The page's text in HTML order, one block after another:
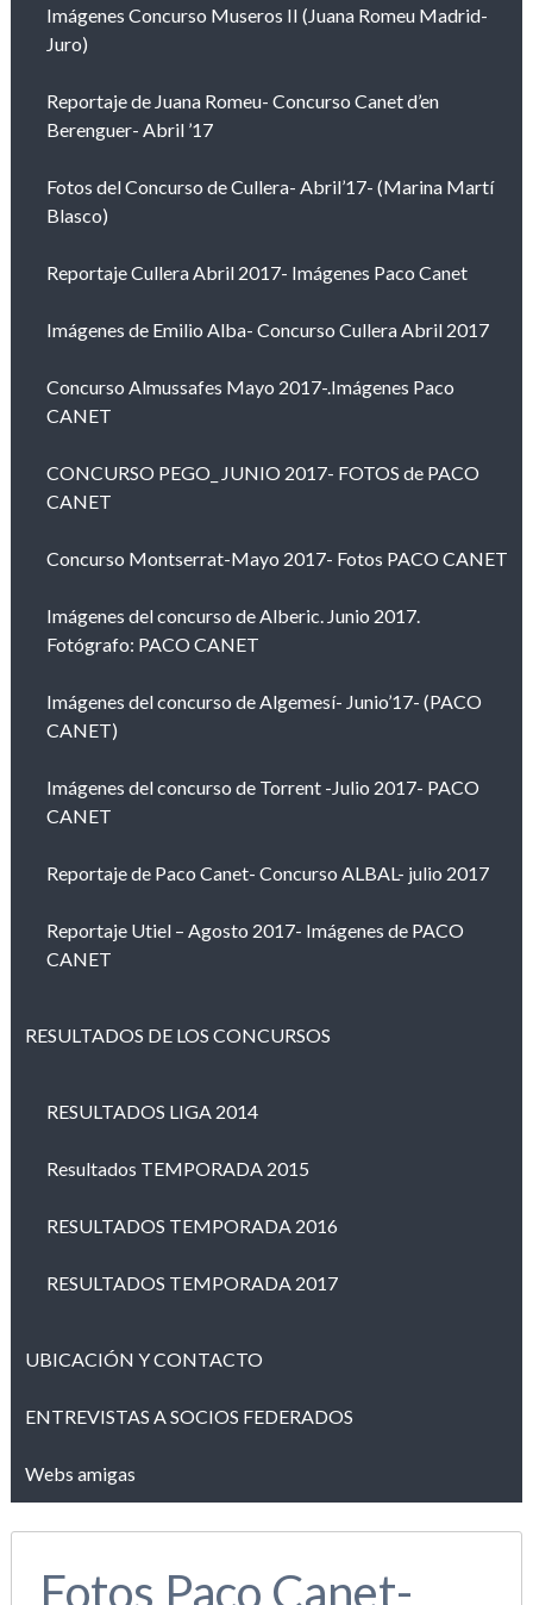
Imágenes Concurso Museros II (Juana Romeu Madrid-
Juro)
Reportaje de Juana Romeu- Concurso Canet d’en
Berenguer- Abril ’17
Fotos del Concurso de Cullera- Abril’17- (Marina Martí
Blasco)
Reportaje Cullera Abril 2017- Imágenes Paco Canet
Imágenes de Emilio Alba- Concurso Cullera Abril 2017
Concurso Almussafes Mayo 2017-.Imágenes Paco
CANET
CONCURSO PEGO_ JUNIO 2017- FOTOS de PACO
CANET
Concurso Montserrat-Mayo 2017- Fotos PACO CANET
Imágenes del concurso de Alberic. Junio 2017.
Fotógrafo: PACO CANET
Imágenes del concurso de Algemesí- Junio’17- (PACO
CANET)
Imágenes del concurso de Torrent -Julio 2017- PACO
CANET
Reportaje de Paco Canet- Concurso ALBAL- julio 2017
Reportaje Utiel – Agosto 2017- Imágenes de PACO
CANET
RESULTADOS DE LOS CONCURSOS
RESULTADOS LIGA 2014
Resultados TEMPORADA 2015
RESULTADOS TEMPORADA 2016
RESULTADOS TEMPORADA 2017
UBICACIÓN Y CONTACTO
ENTREVISTAS A SOCIOS FEDERADOS
Webs amigas
Fotos Paco Canet-